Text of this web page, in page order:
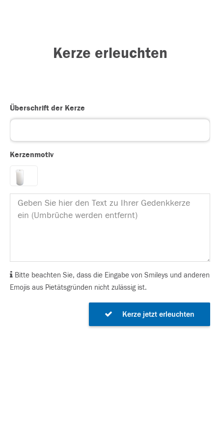
Kerze erleuchten
Überschrift der Kerze
Kerzenmotiv
Bitte beachten Sie, dass die Eingabe von Smileys und anderen
Emojis aus Pietätsgründen nicht zulässig ist.
Kerze jetzt erleuchten